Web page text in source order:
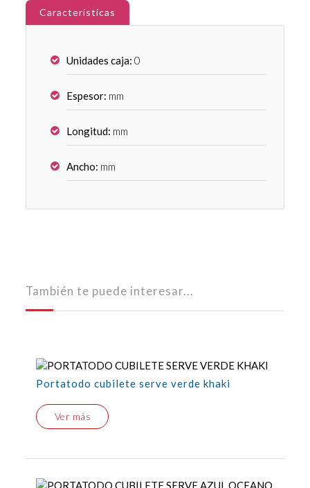
Características
Unidades caja: 0
Espesor: mm
Longitud: mm
Ancho: mm
También te puede interesar...
Portatodo cubilete serve verde khaki
Ver más